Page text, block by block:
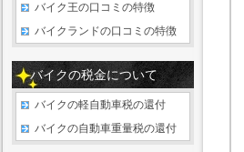
バイク王の口コミの特徴
バイクランドの口コミの特徴
バイクの税金について
バイクの軽自動車税の還付
バイクの自動車重量税の還付